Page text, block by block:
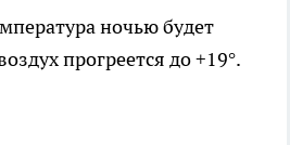
ночью будет
прогреется до +19°.